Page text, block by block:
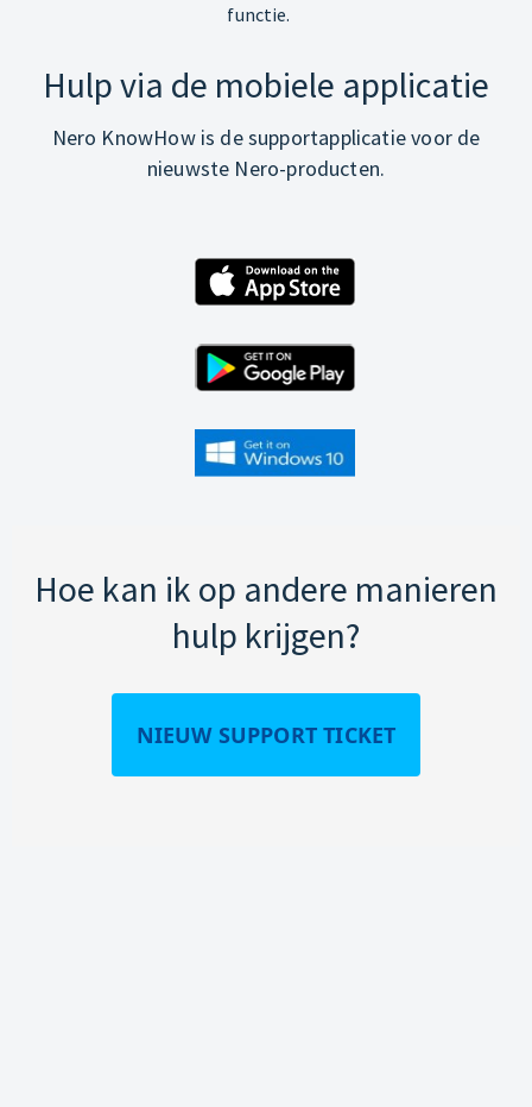
functie.
Hulp via de mobiele applicatie
Nero KnowHow is de supportapplicatie voor de
nieuwste Nero-producten.
Hoe kan ik op andere manieren
hulp krijgen?
NIEUW SUPPORT TICKET